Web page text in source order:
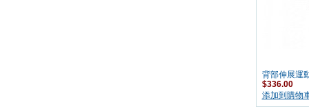
背部伸展運
$336.00
添加到購物